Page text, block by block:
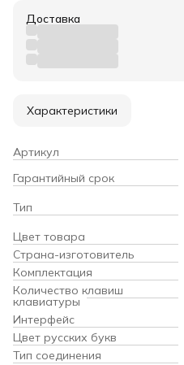
Доставка
Характеристики
Артикул
Гарантийный срок
Тип
Цвет товара
Страна-изготовитель
Комплектация
Количество клавиш
клавиатуры
Интерфейс
Цвет русских букв
Тип соединения